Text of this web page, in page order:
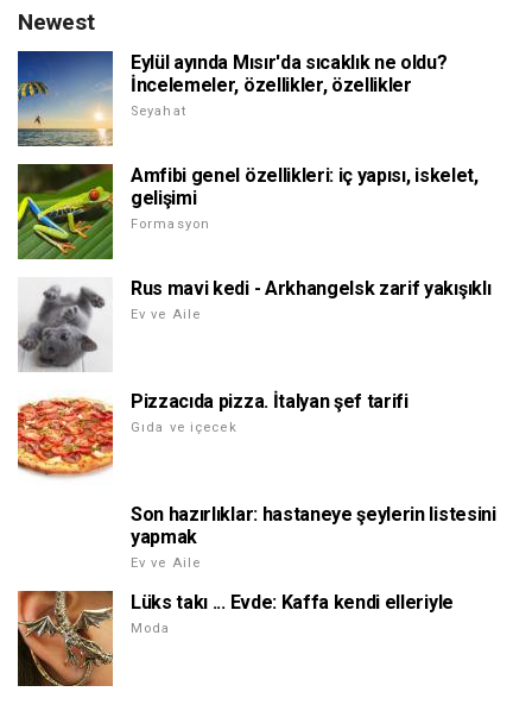
Newest
Eylül ayında Mısır'da sıcaklık ne oldu?
İncelemeler, özellikler, özellikler
Seyahat
Amfibi genel özellikleri: iç yapısı, iskelet,
gelişimi
Formasyon
Rus mavi kedi - Arkhangelsk zarif yakışıklı
Ev ve Aile
Pizzacıda pizza. İtalyan şef tarifi
Gıda ve içecek
Son hazırlıklar: hastaneye şeylerin listesini
yapmak
Ev ve Aile
Lüks takı ... Evde: Kaffa kendi elleriyle
Moda